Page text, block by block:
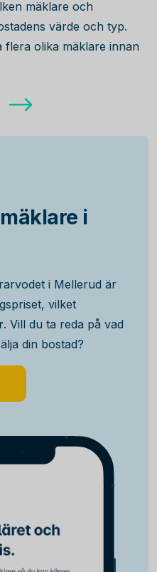
mäklare och
värde och typ.
olika mäklare innan
i
i Mellerud är
vilket
. Vill du ta reda på vad
din bostad?